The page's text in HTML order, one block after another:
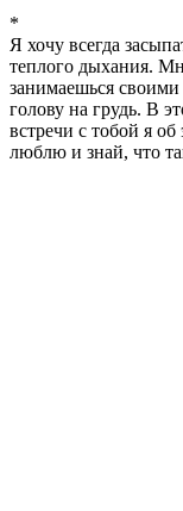
*
Я хочу всегда
теплого дыхания.
занимаешься
голову на грудь. В
встречи с тобой я
люблю и знай, что